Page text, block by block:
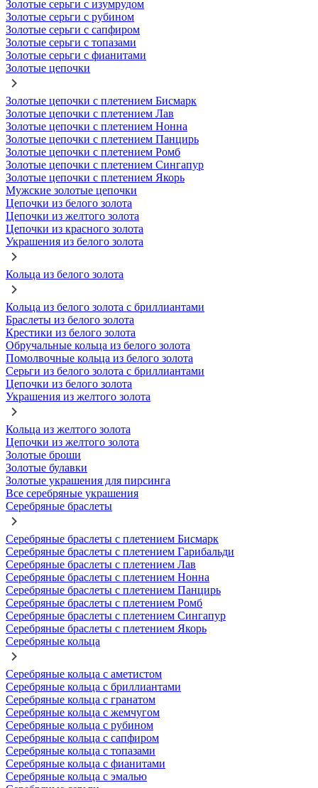
Золотые серьги с изумрудом
Золотые серьги с рубином
Золотые серьги с сапфиром
Золотые серьги с топазами
Золотые серьги с фианитами
Золотые цепочки
Золотые цепочки с плетением Бисмарк
Золотые цепочки с плетением Лав
Золотые цепочки с плетением Нонна
Золотые цепочки с плетением Панцирь
Золотые цепочки с плетением Ромб
Золотые цепочки с плетением Сингапур
Золотые цепочки с плетением Якорь
Мужские золотые цепочки
Цепочки из белого золота
Цепочки из желтого золота
Цепочки из красного золота
Украшения из белого золота
Кольца из белого золота
Кольца из белого золота с бриллиантами
Браслеты из белого золота
Крестики из белого золота
Обручальные кольца из белого золота
Помолвочные кольца из белого золота
Серьги из белого золота с бриллиантами
Цепочки из белого золота
Украшения из желтого золота
Кольца из желтого золота
Цепочки из желтого золота
Золотые броши
Золотые булавки
Золотые украшения для пирсинга
Все серебряные украшения
Серебряные браслеты
Серебряные браслеты с плетением Бисмарк
Серебряные браслеты с плетением Гарибальди
Серебряные браслеты с плетением Лав
Серебряные браслеты с плетением Нонна
Серебряные браслеты с плетением Панцирь
Серебряные браслеты с плетением Ромб
Серебряные браслеты с плетением Сингапур
Серебряные браслеты с плетением Якорь
Серебряные кольца
Серебряные кольца с аметистом
Серебряные кольца с бриллиантами
Серебряные кольца с гранатом
Серебряные кольца с жемчугом
Серебряные кольца с рубином
Серебряные кольца с сапфиром
Серебряные кольца с топазами
Серебряные кольца с фианитами
Серебряные кольца с эмалью